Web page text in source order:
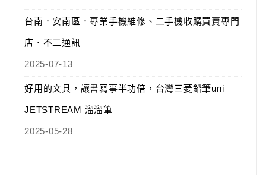
台南．安南區．專業手機維修、二手機收購買賣專門
店．不二通訊
2025-07-13
好用的文具，讓書寫事半功倍，台灣三菱鉛筆uni
JETSTREAM 溜溜筆
2025-05-28